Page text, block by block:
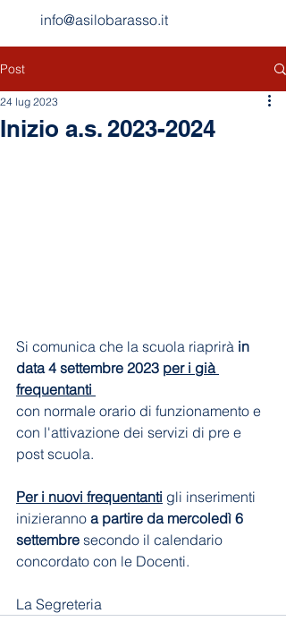
info@asilobarasso.it
Post
Inizio a.s. 2023-2024
24 lug 2023
Si comunica che la scuola riaprirà in
data 4 settembre 2023 per i già
frequentanti
con normale orario di funzionamento e
con l'attivazione dei servizi di pre e
post scuola.
Per i nuovi frequentanti gli inserimenti
inizieranno a partire da mercoledì 6
settembre secondo il calendario
concordato con le Docenti.
La Segreteria